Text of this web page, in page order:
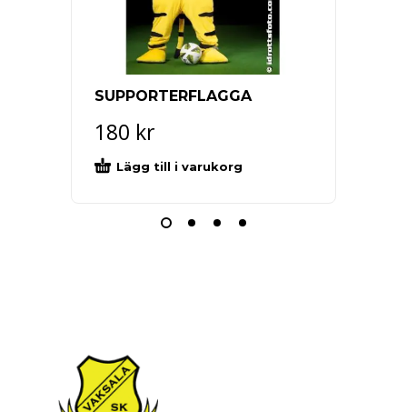
SUPPORTERFLAGGA
180 kr
Lägg till i varukorg